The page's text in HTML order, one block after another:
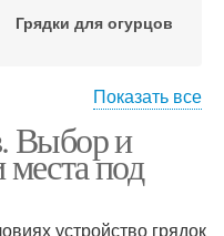
Грядки для огурцов
Классические грядки
Показать все
Выбор и
под
устройство грядок